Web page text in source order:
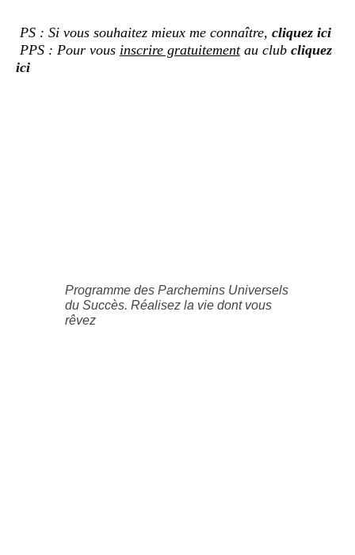
PS : Si vous souhaitez mieux me connaître, cliquez ici
PPS : Pour vous inscrire gratuitementau club cliquez
ici
Programme des Parchemins Universels
du Succès. Réalisez la vie dont vous
rêvez